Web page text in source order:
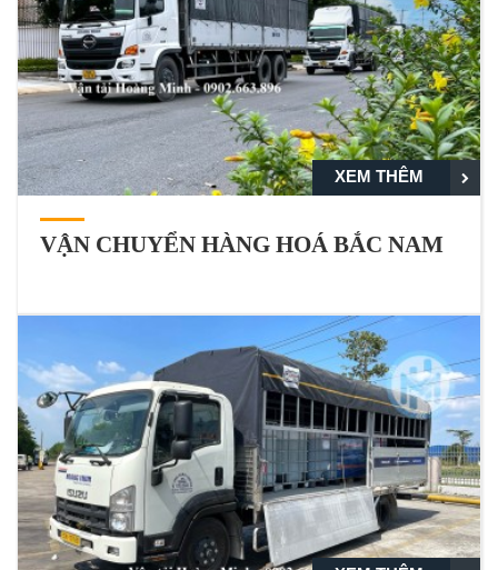
XEM THÊM
VẬN CHUYỂN HÀNG HOÁ BẮC NAM